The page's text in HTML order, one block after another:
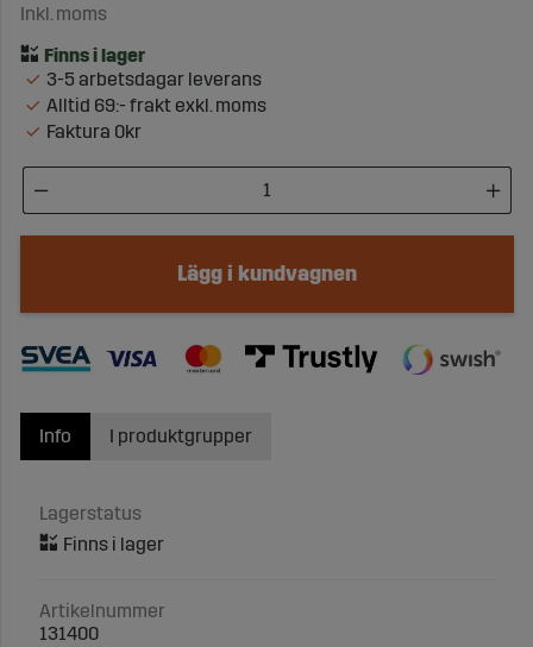
Inkl. moms
3-5 arbetsdagar leverans
Alltid 69:- frakt exkl. moms
Faktura 0kr
Lägg i kundvagnen
Info
Lagerstatus
Artikelnummer
131400
I produktgrupper